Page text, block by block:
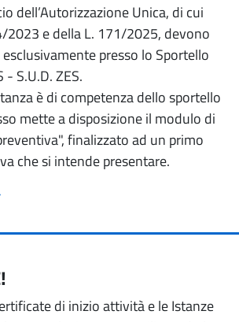
dell’Autorizzazione Unica, di cui
2023 e della L. 171/2025, devono
presso lo Sportello
S.U.D. ZES.
è di competenza dello sportello
mette a disposizione il modulo di
finalizzato ad un primo
che si intende presentare.
di inizio attività e le Istanze